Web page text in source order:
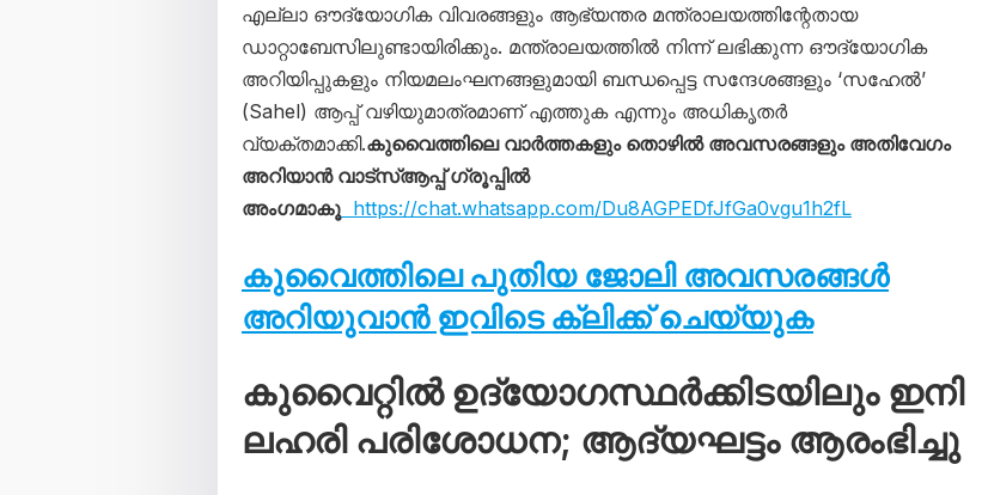
എല്ലാ ഔദ്യോഗിക വിവരങ്ങളും ആഭ്യന്തര മന്ത്രാലയത്തിന്റേതായ
ഡാറ്റാബേസിലുണ്ടായിരിക്കും. മന്ത്രാലയത്തിൽ നിന്ന് ലഭിക്കുന്ന ഔദ്യോഗിക
അറിയിപ്പുകളും നിയമലംഘനങ്ങളുമായി ബന്ധപ്പെട്ട സന്ദേശങ്ങളും ‘സഹേൽ’
(Sahel) ആപ്പ് വഴിയുമാത്രമാണ് എത്തുക എന്നും അധികൃതർ
വ്യക്തമാക്കി.കുവൈത്തിലെ വാർത്തകളും തൊഴിൽ അവസരങ്ങളും അതിവേഗം
അറിയാൻ വാട്സ്ആപ്പ് ഗ്രൂപ്പിൽ
അംഗമാകൂ https://chat.whatsapp.com/Du8AGPEDfJfGa0vgu1h2fL
കുവൈത്തിലെ പുതിയ ജോലി അവസരങ്ങൾ
അറിയുവാൻ ഇവിടെ ക്ലിക്ക് ചെയ്യുക
കുവൈറ്റിൽ ഉദ്യോഗസ്ഥർക്കിടയിലും ഇനി
ലഹരി പരിശോധന; ആദ്യഘട്ടം ആരംഭിച്ചു